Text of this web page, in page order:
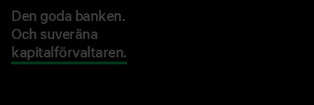
Den goda banken.
Och suveräna
kapitalförvaltaren.